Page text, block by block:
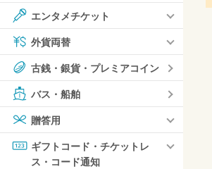
エンタメチケット
外貨両替
古銭・銀貨・プレミアコイン
バス・船舶
贈答用
ギフトコード・チケットレ
ス・コード通知